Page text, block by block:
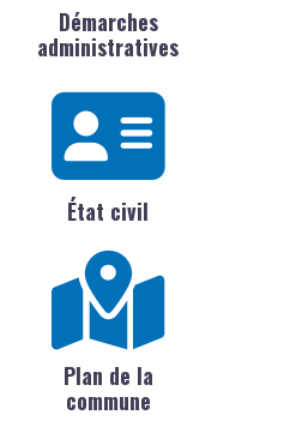
Démarches
administratives
État civil
Plan de la
commune